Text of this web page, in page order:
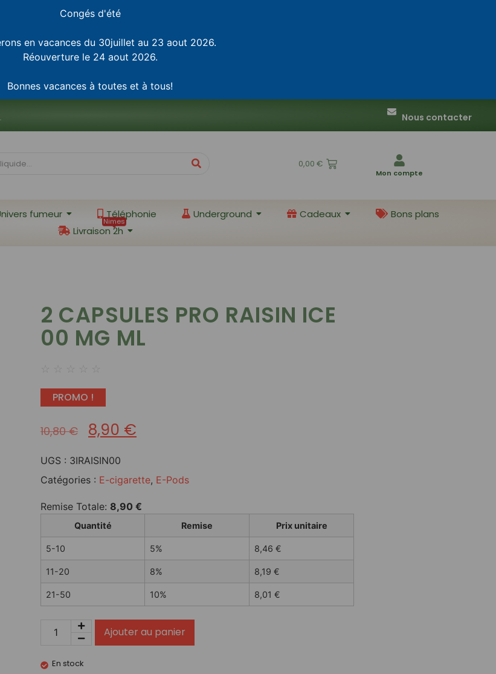
Congés d'été
en vacances du 30juillet au 23 aout 2026.
Réouverture le 24 aout 2026.
Bonnes vacances à toutes et à tous!
Nous contacter
0,00 €
Mon compte
fumeur Téléphonie Underground Cadeaux
Bons plans
Livraison 2h
Nimes
2 CAPSULES PRO RAISIN ICE
00 MG ML
☆ ☆ ☆ ☆ ☆
PROMO !
10,80€ 8,90 €
UGS : 3IRAISIN00
Catégories : E-cigarette, E-Pods
Remise Totale: 8,90 €
Quantité Remise Prix unitaire
5-10 5% 8,46 €
11-20 8% 8,19 €
21-50 10% 8,01 €
Ajouter au panier
En stock